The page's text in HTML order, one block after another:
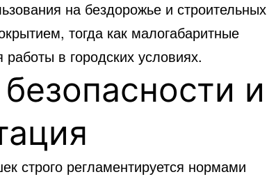
на бездорожье и строительных
тогда как малогабаритные
в городских условиях.
и
строго регламентируется нормами